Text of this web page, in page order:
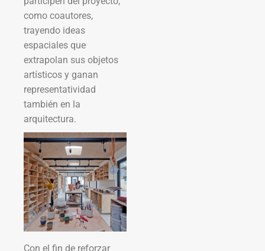
como coautores,
trayendo ideas
espaciales que
extrapolan sus objetos
artísticos y ganan
representatividad
también en la
arquitectura.
Con el fin de reforzar